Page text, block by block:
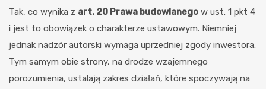
Tak, co wynika z art. 20 Prawa budowlanego w ust. 1 pkt 4
i jest to obowiązek o charakterze ustawowym. Niemniej
jednak nadzór autorski wymaga uprzedniej zgody inwestora.
Tym samym obie strony, na drodze wzajemnego
porozumienia, ustalają zakres działań, które spoczywają na